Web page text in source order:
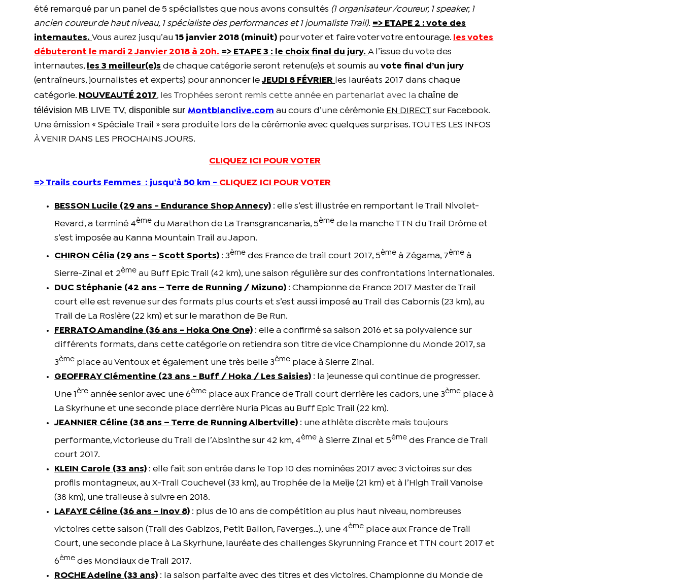
été remarqué par un panel de 5 spécialistes que nous avons consultés (1 organisateur /coureur, 1 speaker, 1
ancien coureur de haut niveau, 1 spécialiste des performances et 1 journaliste Trail). => ETAPE 2 : vote des
internautes. Vous aurez jusqu’au15 janvier 2018 (minuit) pour voter et faire voter votre entourage.
les votes
débuteront le mardi 2 Janvier 2018 à 20h. => ETAPE 3 : le choix final du jury.A l’issue du vote des
internautes,
les 3 meilleur(e)s de chaque catégorie seront retenu(e)s et soumis auvote final d’un jury
(entraîneurs, journalistes et experts) pour annoncer leJEUDI 8 FÉVRIER
les lauréats 2017 dans chaque
catégorie. NOUVEAUTÉ 2017, les Trophées seront remis cette année en partenariat avec la chaîne de
télévision MB LIVE TV, disponible sur Montblanclive.com au cours d’une cérémonie EN DIRECT sur Facebook.
Une émission « Spéciale Trail » sera produite lors de la cérémonie avec quelques surprises. TOUTES LES INFOS
À VENIR DANS LES PROCHAINS JOURS.
CLIQUEZ ICI POUR VOTER
=> Trails courts Femmes : jusqu’à 50 km - CLIQUEZ ICI POUR VOTER
BESSON Lucile (29 ans - Endurance Shop Annecy) : elle s’est illustrée en remportant le Trail Nivolet-
Revard, a terminé 4ème du Marathon de La Transgrancanaria, 5ème de la manche TTN du Trail Drôme et
s’est imposée au Kanna Mountain Trail au Japon.
CHIRON Célia (29 ans – Scott Sports) : 3ème des France de trail court 2017, 5ème à Zégama, 7ème à
Sierre-Zinal et 2ème au Buff Epic Trail (42 km), une saison régulière sur des confrontations internationales.
DUC Stéphanie (42 ans – Terre de Running / Mizuno) : Championne de France 2017 Master de Trail
court elle est revenue sur des formats plus courts et s’est aussi imposé au Trail des Cabornis (23 km), au
Trail de La Rosière (22 km) et sur le marathon de Be Run.
FERRATO Amandine (36 ans - Hoka One One) : elle a confirmé sa saison 2016 et sa polyvalence sur
différents formats, dans cette catégorie on retiendra son titre de vice Championne du Monde 2017, sa
3ème place au Ventoux et également une très belle 3ème place à Sierre Zinal.
GEOFFRAY Clémentine (23 ans - Buff / Hoka / Les Saisies) : la jeunesse qui continue de progresser.
Une 1 ère année senior avec une 6ème place aux France de Trail court derrière les cadors, une 3ème place à
La Skyrhune et une seconde place derrière Nuria Picas au Buff Epic Trail (22 km).
JEANNIER Céline (38 ans – Terre de Running Albertville) : une athlète discrète mais toujours
performante, victorieuse du Trail de l’Absinthe sur 42 km, 4ème à Sierre ZInal et 5ème des France de Trail
court 2017.
KLEIN Carole (33 ans) : elle fait son entrée dans le Top 10 des nominées 2017 avec 3 victoires sur des
profils montagneux, au X-Trail Couchevel (33 km), au Trophée de la Meije (21 km) et à l’High Trail Vanoise
(38 km), une traileuse à suivre en 2018.
LAFAYE Céline (36 ans - Inov 8) : plus de 10 ans de compétition au plus haut niveau, nombreuses
victoires cette saison (Trail des Gabizos, Petit Ballon, Faverges…), une 4ème place aux France de Trail
Court, une seconde place à La Skyrhune, lauréate des challenges Skyrunning France et TTN court 2017 et
6ème des Mondiaux de Trail 2017.
ROCHE Adeline (33 ans) : la saison parfaite avec des titres et des victoires. Championne du Monde de